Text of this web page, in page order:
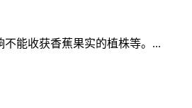
能收获香蕉果实的植株等。...